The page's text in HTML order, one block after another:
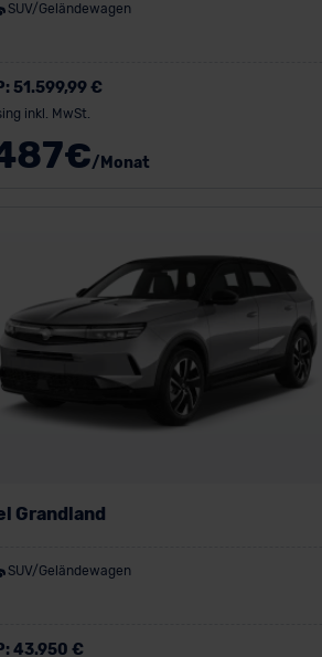
SUV/Geländewagen
51.599,99 €
inkl. MwSt.
€/Monat
Grandland
SUV/Geländewagen
43.950 €